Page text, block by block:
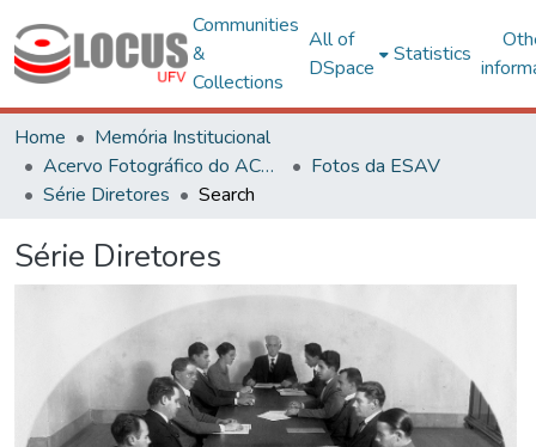
Communities
&
Collections
All of
DSpace
Statistics
Home
Memória Institucional
Acervo Fotográfico do ACH-UFV
Fotos da ESAV
Série Diretores
Search
Série Diretores